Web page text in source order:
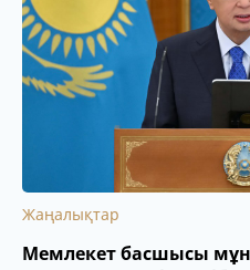
Жаңалықтар
Мемлекет басшысы